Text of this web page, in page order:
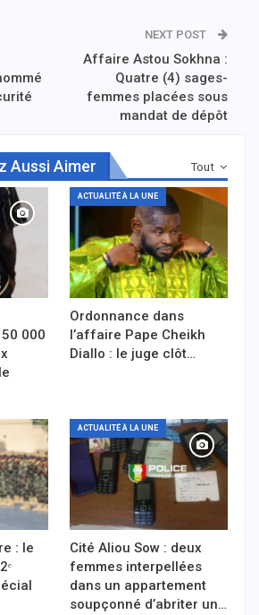
NEXT POST
Affaire Astou Sokhna :
Quatre (4) sages-
femmes placées sous
mandat de dépôt
Tout
Aussi Aimer
000
ACTUALITÉ À LA UNE
Ordonnance dans
l’affaire Pape Cheikh
Diallo : le juge clôt…
: le
ACTUALITÉ À LA UNE
Cité Aliou Sow : deux
femmes interpellées
dans un appartement
soupçonné d’abriter un…